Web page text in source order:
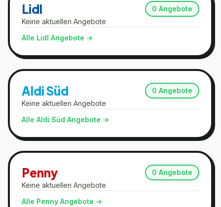
Lidl 0 Angebote
Keine aktuellen Angebote
Alle Lidl Angebote →
Aldi Süd 0 Angebote
Keine aktuellen Angebote
Alle Aldi Süd Angebote →
Penny 0 Angebote
Keine aktuellen Angebote
Alle Penny Angebote →